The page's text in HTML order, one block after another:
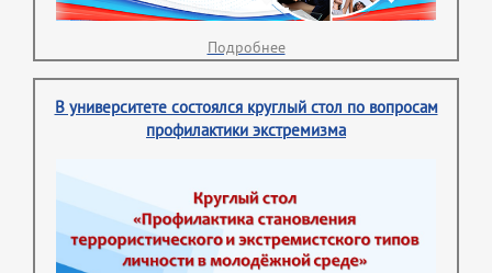
Подробнее
В университете состоялся круглый стол по вопросам
профилактики экстремизма